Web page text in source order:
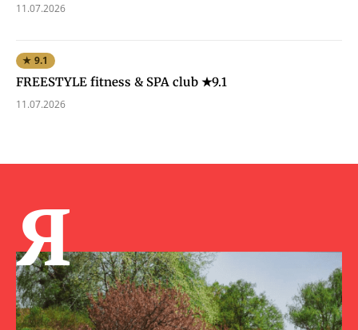
11.07.2026
★ 9.1
FREESTYLE fitness & SPA club ★9.1
11.07.2026
Я